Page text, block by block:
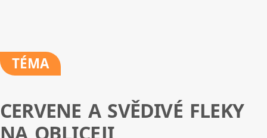
TÉMA
CERVENE A SVĚDIVÉ FLEKY